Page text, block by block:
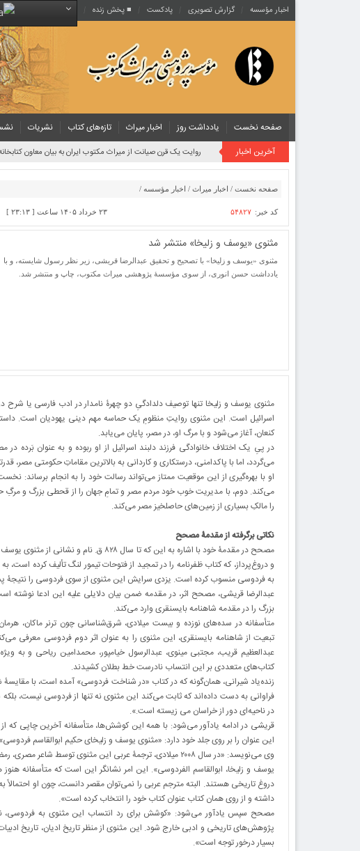
اخبار مؤسسه گزارش تصویری پادکست‌ ■ پخش زنده
صفحه نخست یادداشت روز اخبار میراث تازه‌های کتاب نشریات
آخرین اخبار
روایت یک قرن صیانت از میراث مکتوب ایران به بیان معاون
صفحه نخست / اخبار میراث / اخبار مؤسسه /
کد خبر: ۵۴۸۲۷ ۲۳ خرداد ۱۴۰۵ ساعت [ ۲۳:۱۳ ]
مثنوی «یوسف و زلیخا» منتشر شد
مثنوی «یوسف و زلیخا» با تصحیح و تحقیق عبدالرضا قریشی، زیر نظر رسول شایسته، و با
یادداشت حسن انوری، از سوی مؤسسۀ پژوهشی میراث مکتوب، چاپ و منتشر شد.
مثنوی یوسف و زلیخا تنها توصیف دلدادگیِ دو چهرۀ نامدار در ادب فارسی یا
اسرائیل است. این مثنوی روایتِ منظومِ یک حماسه مهم دینی یهودیان است.
کنعان، آغاز می‌شود و با مرگ او، در مصر، پایان می‌یابد.
در پیِ یک اختلاف خانوادگی فرزند دلبند اسرائیل از او ربوده و به عنوان بَرده
می‌گردد، اما با پاکدامنی، درستکاری و کاردانی به بالاترین مقاماتِ حکومتی مصر،
او با بهره‌گیری از این موقعیت ممتاز می‌تواند رسالت خود را به انجام برساند:
می‌کند. دوم، با مدیریت خوب خود مردم مصر و تمامِ جهان را از قحطی بزرگ و
را مالکِ بسیاری از زمین‌های حاصلخیز مصر می‌کند.
نکاتی برگرفته از مقدمۀ مصحح
مصحح در مقدمۀ خود با اشاره به این که تا سال
و دروغ‌پرداز، که کتاب ظفرنامه را در تمجید از فتوحات تیمور لنگ تألیف کرده
به فردوسی منسوب کرده است. یزدی سرایش این مثنوی از سوی فردوسی را نتیجۀ
عبدالرضا قریشی، مصحح اثر، در مقدمه ضمن بیان دلایلی علیه این ادعا
بزرگ را در مقدمه شاهنامه بایسنقری وارد می‌کند.
متأسفانه در سده‌های نوزده و بیست میلادی، شرق‌شناسانی چون ترنر ماکان،
تبعیت از شاهنامه بایسنقری، این مثنوی را به عنوان اثر دوم فردوسی معرفی
عبدالعظیم قریب، مجتبی مینوی، عبدالرسول خیامپور، محمدامین ریاحی و به
کتاب‌های متعددی بر این انتساب نادرست خط بطلان کشیدند.
زنده‌یاد شیرانی، همان‌گونه که در کتاب «در شناخت فردوسی» آمده است، با
فراوانی به دست داده‌اند که ثابت می‌کند این مثنوی نه تنها از فردوسی
در ناحیه‌ای دور از خراسان می زیسته است.».
قریشی در ادامه یادآور می‌شود: با همه این کوشش‌ها، متأسفانه آخرین چاپی که
این عنوان را بر روی جلد خود دارد: «مثنوی يوسف و زلیخای حکیم ابوالقاسم
وی می‌نویسد: «در سال ۲۰۰۸ میلادی، ترجمۀ عربی این مثنوی
يوسف و زلیخا، ابوالقاسم الفردوسی». این امر نشانگر این است که متأسفانه
دروغ تاریخی هستند. البته مترجم عربی را نمی‌توان مقصر دانست، چون او احتمالاً
داشته و از روی همان کتاب عنوان کتاب خود را انتخاب کرده است».
مصحح سپس یادآور می‌شود: «کوشش برای رد انتساب این مثنوی به فردوسی،
پژوهش‌های تاریخی و ادبی خارج شود. این مثنوی از منظر تاریخ ادیان، تاریخ
بسیار درخور توجه است».